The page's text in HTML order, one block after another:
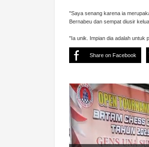
"Saya senang karena ia
Bernabeu dan sempat diusir
"Ia unik. Impian dia adalah untuk
Share on Facebook